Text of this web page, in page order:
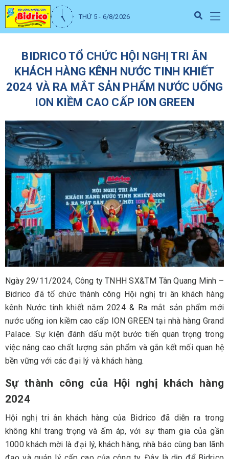
THỨ 5 - 6/8/2026
BIDRICO TỔ CHỨC HỘI NGHỊ TRI ÂN
KHÁCH HÀNG KÊNH NƯỚC TINH KHIẾT
2024 VÀ RA MẮT SẢN PHẨM NƯỚC UỐNG
ION KIỀM CAO CẤP ION GREEN
Ngày 29/11/2024, Công ty TNHH SX&TM Tân Quang Minh –
Bidrico đã tổ chức thành công Hội nghị tri ân khách hàng
kênh Nước tinh khiết năm 2024 & Ra mắt sản phẩm mới
nước uống ion kiềm cao cấp ION GREEN tại nhà hàng Grand
Palace. Sự kiện đánh dấu một bước tiến quan trọng trong
việc nâng cao chất lượng sản phẩm và gắn kết mối quan hệ
bền vững với các đại lý và khách hàng.
Sự thành công của Hội nghị khách hàng
2024
Hội nghị tri ân khách hàng của Bidrico đã diễn ra trong
không khí trang trọng và ấm áp, với sự tham gia của gần
1000 khách mời là đại lý, khách hàng, nhà báo cùng ban lãnh